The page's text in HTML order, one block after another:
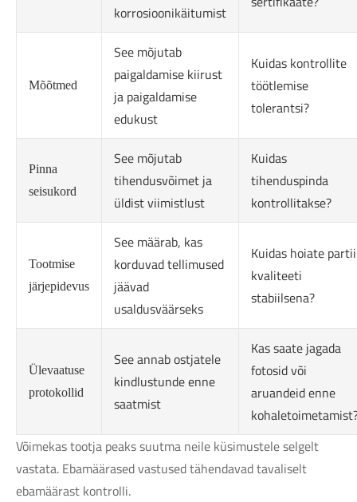
korrosioonikäitumist
Mõõtmed
See mõjutab
paigaldamise kiirust
ja paigaldamise
edukust
Kuidas kontrollite
töötlemise
tolerantsi?
Pinna
seisukord
See mõjutab
tihendusvõimet ja
üldist viimistlust
Kuidas
tihenduspinda
kontrollitakse?
Tootmise
järjepidevus
See määrab, kas
korduvad tellimused
jäävad
usaldusväärseks
Kuidas hoiate partii
kvaliteeti
stabiilsena?
Ülevaatuse
protokollid
See annab ostjatele
kindlustunde enne
saatmist
Kas saate jagada
fotosid või
aruandeid enne
Võimekas tootja peaks suutma neile küsimustele selgelt
vastata. Ebamäärased vastused tähendavad tavaliselt
ebamäärast kontrolli.